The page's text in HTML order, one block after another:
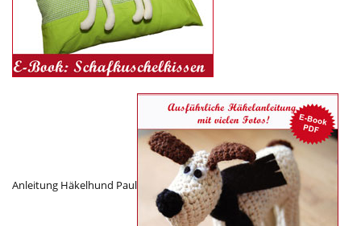
Anleitung Häkelhund Paul